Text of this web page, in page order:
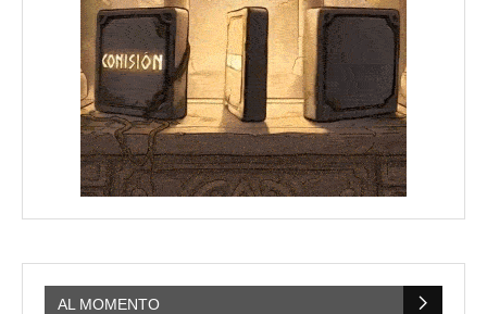
AL MOMENTO